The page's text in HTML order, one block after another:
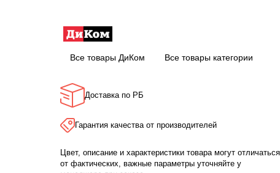
Все товары ДиКом Все товары категории
Доставка по РБ
Гарантия качества от производителей
Цвет, описание и характеристики товара могут отличаться
от фактических, важные параметры уточняйте у